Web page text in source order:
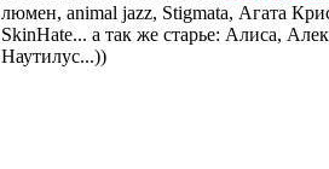
люмен, animal jazz, Stigmata, Агата
SkinHate... а так же старье: Алиса,
Наутилус...))